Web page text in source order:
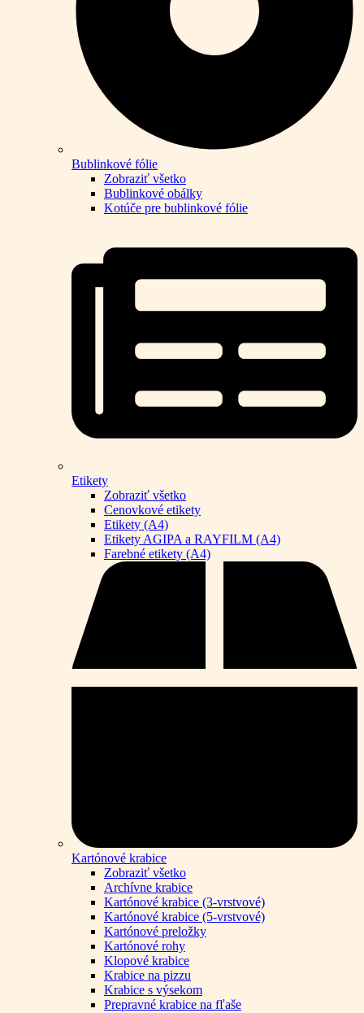
Bublinkové fólie
Zobraziť všetko
Bublinkové obálky
Kotúče pre bublinkové fólie
Etikety
Zobraziť všetko
Cenovkové etikety
Etikety (A4)
Etikety AGIPA a RAYFILM (A4)
Farebné etikety (A4)
Kartónové krabice
Zobraziť všetko
Archívne krabice
Kartónové krabice (3-vrstvové)
Kartónové krabice (5-vrstvové)
Kartónové preložky
Kartónové rohy
Klopové krabice
Krabice na pizzu
Krabice s výsekom
Prepravné krabice na fľaše